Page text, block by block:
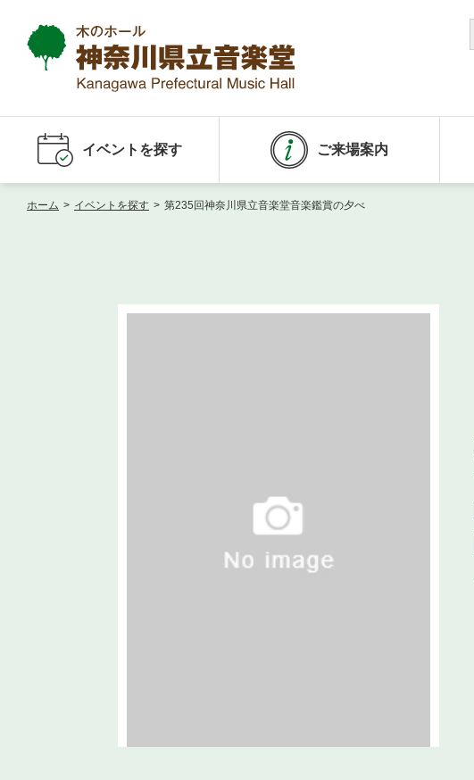
イベントを探す ご来場案内
ホーム > イベントを探す > 第235回神奈川県立音楽堂音楽鑑賞の夕べ